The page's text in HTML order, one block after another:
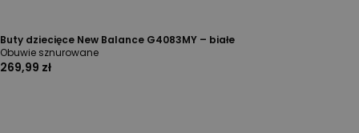
Buty dziecięce New Balance G4083MY – białe
Obuwie sznurowane
269,99 zł